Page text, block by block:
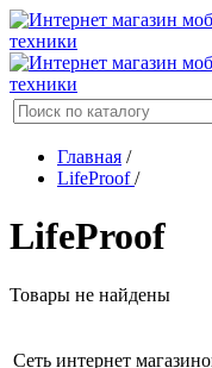
Главная /
LifeProof/
LifeProof
Товары не найдены
Сеть интернет